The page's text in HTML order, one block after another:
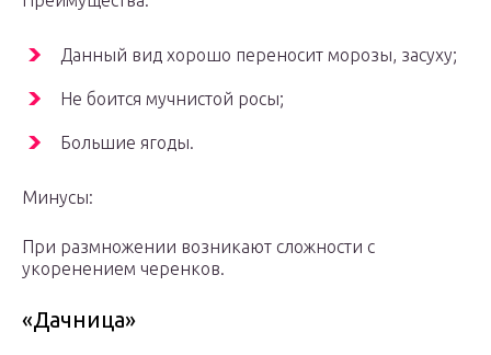
Данный вид хорошо переносит морозы, засуху;
Не боится мучнистой росы;
Большие ягоды.
Минусы:
При размножении возникают сложности с
укоренением черенков.
«Дачница»